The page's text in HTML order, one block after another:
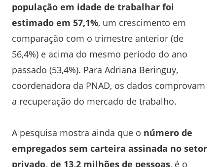
população em idade de trabalhar foi
estimado em 57,1%, um crescimento em
comparação com o trimestre anterior (de
56,4%) e acima do mesmo período do ano
passado (53,4%). Para Adriana Beringuy,
coordenadora da PNAD, os dados comprovam
a recuperação do mercado de trabalho.
A pesquisa mostra ainda que o número de
empregados sem carteira assinada no setor
privado, de 13,2 milhões de pessoas, é o